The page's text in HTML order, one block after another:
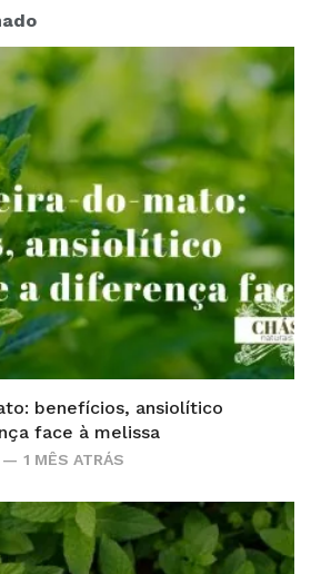
benefícios, ansiolítico
face à melissa
1 MÊS ATRÁS